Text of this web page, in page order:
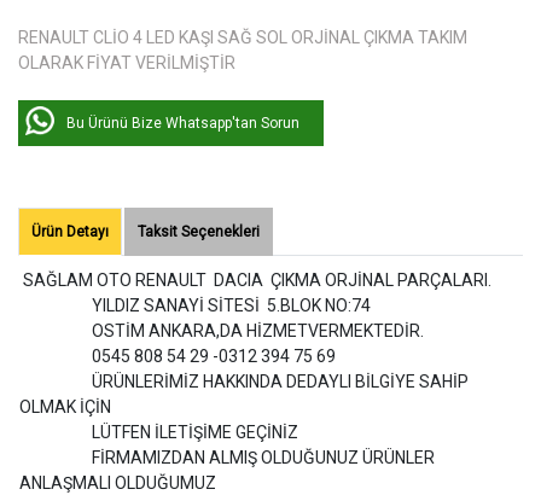
RENAULT CLİO 4 LED KAŞI SAĞ SOL ORJİNAL ÇIKMA TAKIM
OLARAK FİYAT VERİLMİŞTİR
Bu Ürünü Bize Whatsapp'tan Sorun
Ürün Detayı Taksit Seçenekleri
SAĞLAM OTO RENAULT DACIA ÇIKMA ORJİNAL PARÇALARI.
YILDIZ SANAYİ SİTESİ 5.BLOK NO:74
OSTİM ANKARA,DA HİZMETVERMEKTEDİR.
0545 808 54 29 -0312 394 75 69
ÜRÜNLERİMİZ HAKKINDA DEDAYLI BİLGİYE SAHİP
OLMAK İÇİN
LÜTFEN İLETİŞİME GEÇİNİZ
FİRMAMIZDAN ALMIŞ OLDUĞUNUZ ÜRÜNLER
ANLAŞMALI OLDUĞUMUZ